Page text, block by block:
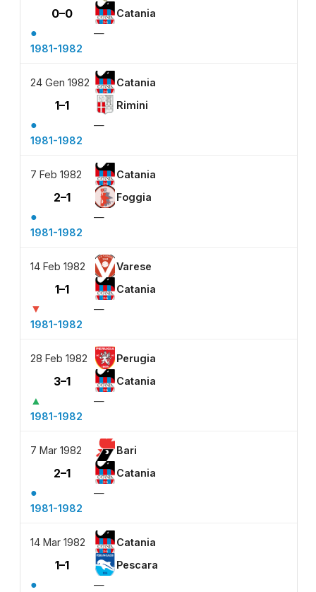
0–0 Catania
●
—
1981-1982
24 Gen 1982 Catania
1–1 Rimini
●
—
1981-1982
7 Feb 1982 Catania
2–1 Foggia
●
—
1981-1982
14 Feb 1982 Varese
1–1 Catania
▼
—
1981-1982
28 Feb 1982 Perugia
3–1 Catania
▲
—
1981-1982
7 Mar 1982 Bari
2–1 Catania
●
—
1981-1982
14 Mar 1982 Catania
1–1 Pescara
●
—